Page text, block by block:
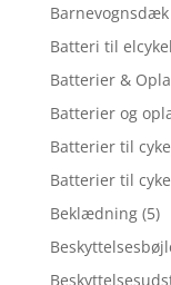
Barnevognsdæk
Batteri til elcykel
Batterier &
Batterier og
Batterier til
Batterier til
Beklædning (5)